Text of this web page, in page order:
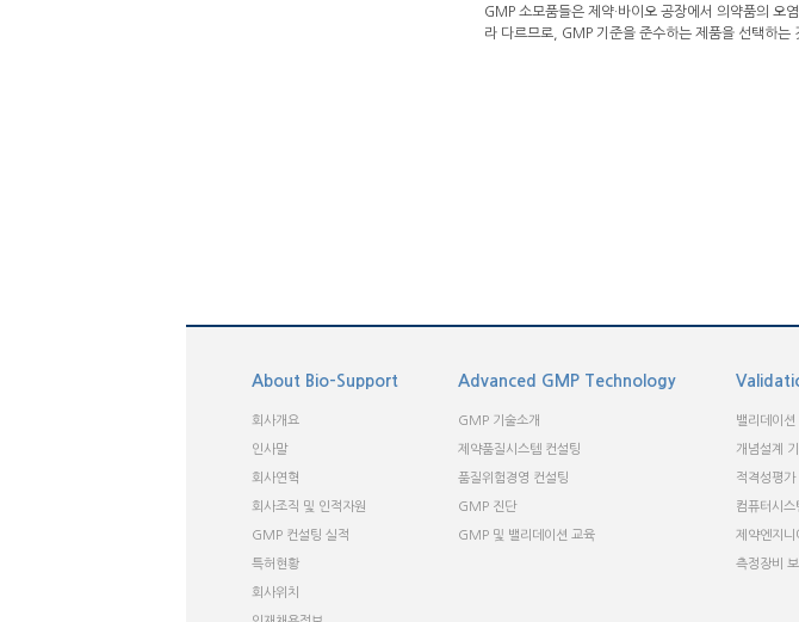
GMP 소모품들은 제약·바이오 공장에서 의약품의 오
라 다르므로, GMP 기준을 준수하는 제품을 선택하는